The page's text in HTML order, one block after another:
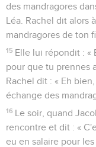
des mandragores
Léa. Rachel dit alors
mandragores de ton
15 Elle lui répondit : «
pour que tu prennes
Rachel dit : « Eh
échange des
16 Le soir, quand
rencontre et dit : «
eu en salaire pour